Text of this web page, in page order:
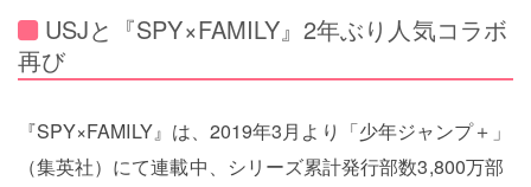
USJと『SPY×FAMILY』2年ぶり人気コラボ
再び
『SPY×FAMILY』は、2019年3月より「少年ジャンプ＋」
（集英社）にて連載中、シリーズ累計発行部数3,800万部